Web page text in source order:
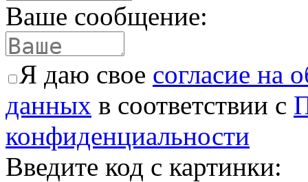
Ваше сообщение:
Я даю свое согласие на
данных в соответствии с
конфиденциальности
Введите код с картинки: